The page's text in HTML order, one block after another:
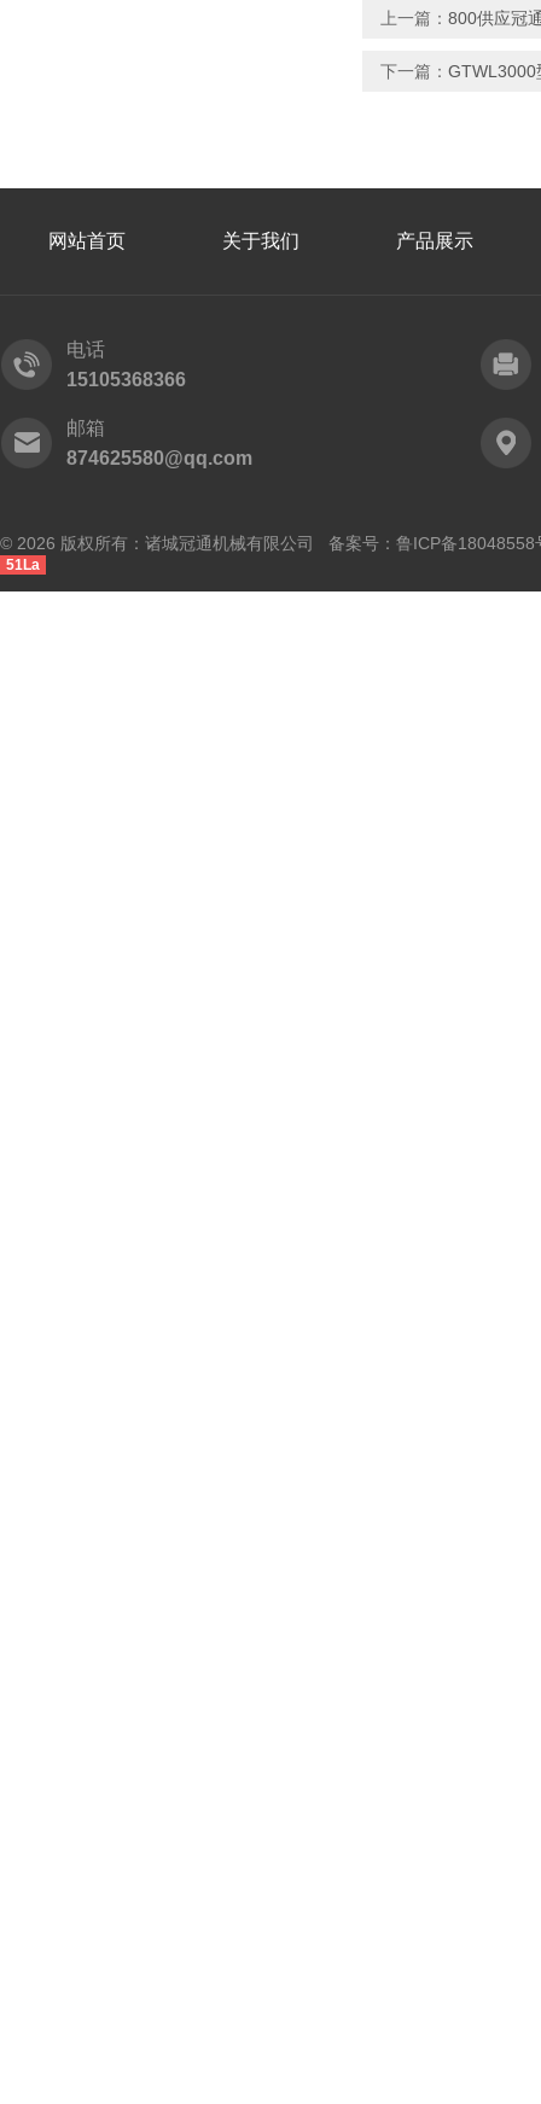
上一篇： 800供应冠
下一篇： GTWL3000
网站首页 关于我们 产品展示
电话
15105368366
邮箱
874625580@qq.com
© 2026 版权所有：诸城冠通机械有限公司 备案号： 鲁ICP备18048558
51La